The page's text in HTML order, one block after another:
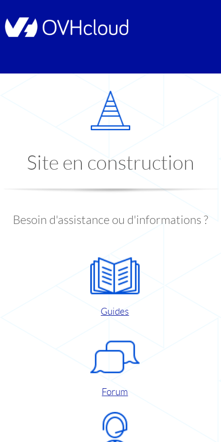
Site en construction
Besoin d'assistance ou d'informations ?
Guides
Forum